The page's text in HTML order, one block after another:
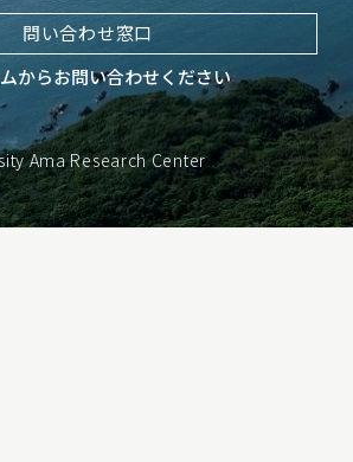
問い合わせ窓口
からお問い合わせください
Ama Research Center